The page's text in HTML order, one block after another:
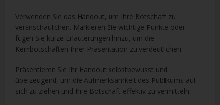
Verwenden Sie das Handout, um Ihre Botschaft zu
veranschaulichen. Markieren Sie wichtige Punkte oder
fügen Sie kurze Erläuterungen hinzu, um die
Kernbotschaften Ihrer Präsentation zu verdeutlichen.
Präsentieren Sie Ihr Handout selbstbewusst und
überzeugend, um die Aufmerksamkeit des Publikums auf
sich zu ziehen und Ihre Botschaft effektiv zu vermitteln.